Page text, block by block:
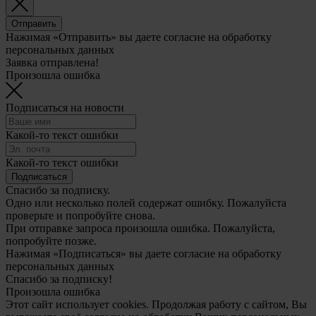
Отправить
Нажимая «Отправить» вы даете согласие на обработку
персональных данных
Заявка отправлена!
Произошла ошибка
Подписаться на новости
Какой-то текст ошибки
Какой-то текст ошибки
Подписаться
Спасибо за подписку.
Одно или несколько полей содержат ошибку. Пожалуйста
проверьте и попробуйте снова.
При отправке запроса произошла ошибка. Пожалуйста,
попробуйте позже.
Нажимая «Подписаться» вы даете согласие на обработку
персональных данных
Спасибо за подписку!
Произошла ошибка
Этот сайт использует cookies. Продолжая работу с сайтом, Вы